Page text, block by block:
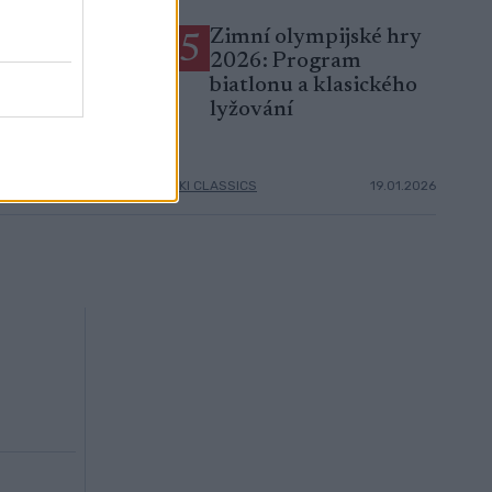
kolečkových
5 Zimní olympijské hry
2026: Program
biatlonu a klasického
lyžování
SKI CLASSICS 19.01.2026